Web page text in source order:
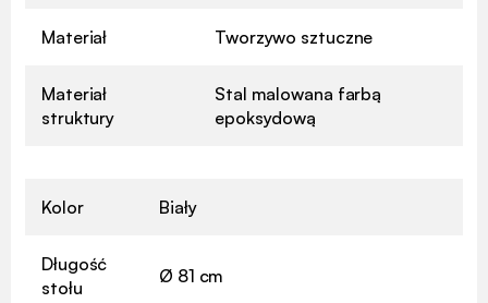
Materiał Tworzywo sztuczne
Materiał
struktury
Stal malowana farbą
epoksydową
Kolor Biały
Długość
stołu
Ø 81 cm